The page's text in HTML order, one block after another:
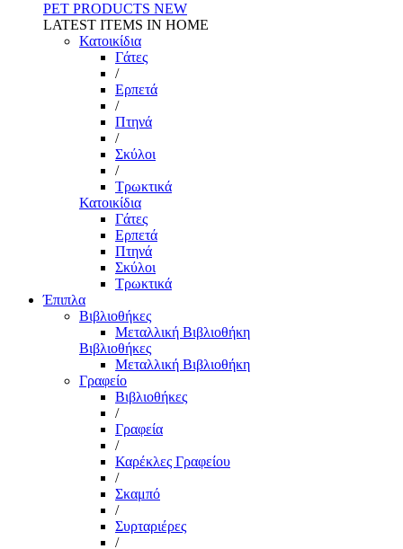
PET PRODUCTS NEW
LATEST ITEMS IN HOME
Κατοικίδια
Γάτες
/
Ερπετά
/
Πτηνά
/
Σκύλοι
/
Τρωκτικά
Κατοικίδια
Γάτες
Ερπετά
Πτηνά
Σκύλοι
Τρωκτικά
Έπιπλα
Βιβλιοθήκες
Μεταλλική Βιβλιοθήκη
Βιβλιοθήκες
Μεταλλική Βιβλιοθήκη
Γραφείο
Βιβλιοθήκες
/
Γραφεία
/
Καρέκλες Γραφείου
/
Σκαμπό
/
Συρταριέρες
/